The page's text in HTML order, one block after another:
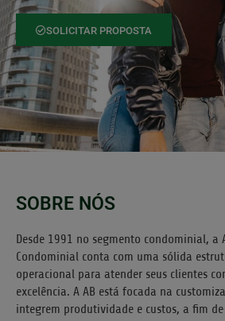
SOLICITAR PROPOSTA
SOBRE NÓS
Desde 1991 no segmento condominial, a
Condominial conta com uma sólida
operacional para atender seus clientes
excelência. A AB está focada na
integrem produtividade e custos, a fim